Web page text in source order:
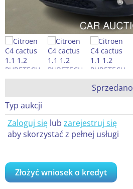
Sprzedano
Typ aukcji
Zaloguj się lub zarejestruj się
aby skorzystać z pełnej usługi
Złożyć wniosek o kredyt